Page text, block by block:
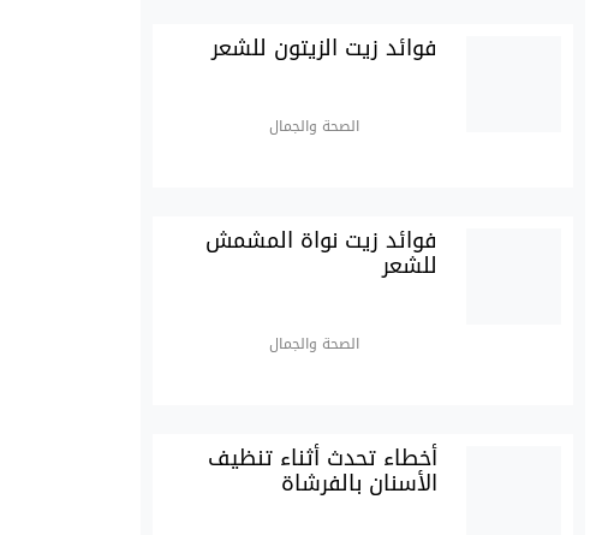
فوائد زيت الزيتون للشعر
الصحة والجمال
فوائد زيت نواة المشمش
للشعر
الصحة والجمال
أخطاء تحدث أثناء تنظيف
الأسنان بالفرشاة